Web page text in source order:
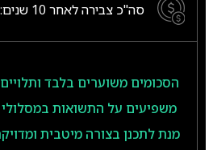
סה"כ צבירה לאחר 10 שנים:
הסכומים משוערים בלבד
משפיעים על התשואות
מנת לתכנן בצורה מיטבית